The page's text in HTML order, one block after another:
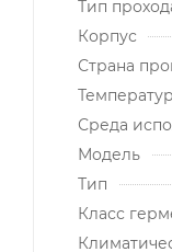
Тип
Корпус
Страна
Среда
Модель
Тип
Класс